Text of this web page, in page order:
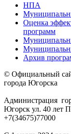
НПА
Оценка
программ
Архив
© Официальный
города Югорска
Администрация
Югорск ул. 40 лет
+7(34675)77000